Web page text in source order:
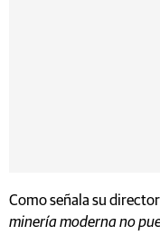
Como señala su
minería moderna no